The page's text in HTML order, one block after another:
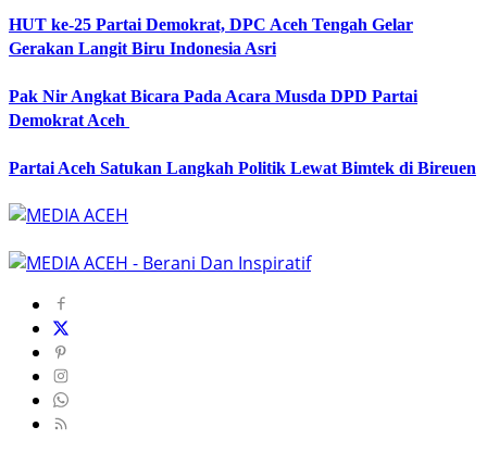
HUT ke-25 Partai Demokrat, DPC Aceh Tengah Gelar
Gerakan Langit Biru Indonesia Asri
Pak Nir Angkat Bicara Pada Acara Musda DPD Partai
Demokrat Aceh
Partai Aceh Satukan Langkah Politik Lewat Bimtek di Bireuen